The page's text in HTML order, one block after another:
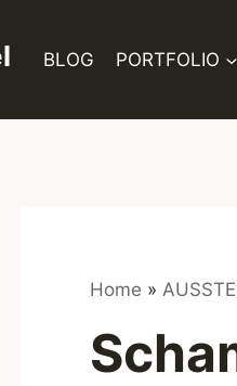
BLOG PORTFOLIO
Home »